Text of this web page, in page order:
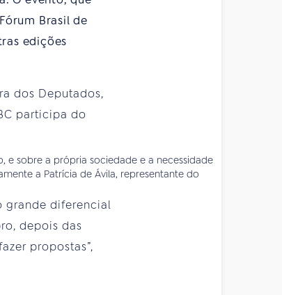
Brasil de
edições
dos Deputados,
participa do
e sobre a própria sociedade e a necessidade
a Patrícia de Ávila, representante do
grande diferencial
depois das
propostas”,